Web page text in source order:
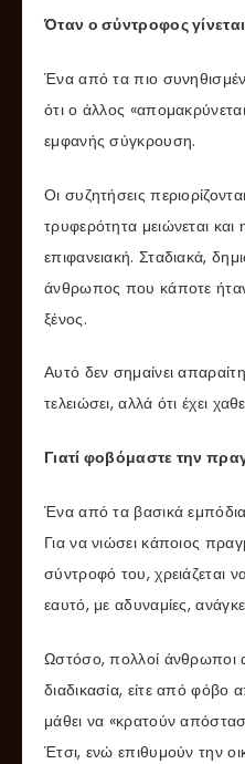
Όταν ο σύντροφος
Ένα από τα πιο
ότι ο άλλος
εμφανής σύγκρουση.
Οι συζητήσεις
τρυφερότητα μειώνεται και
επιφανειακή. Σταδιακά,
άνθρωπος που κάποτε ήταν
ξένος.
Αυτό δεν σημαίνει
τελειώσει, αλλά ότι έχει
Γιατί φοβόμαστε την
Ένα από τα βασικά
Για να νιώσει κάποιος
σύντροφό του, χρειάζεται
εαυτό, με αδυναμίες,
Ωστόσο, πολλοί άνθρωποι
διαδικασία, είτε από φόβο
μάθει να «κρατούν
Έτσι, ενώ επιθυμούν την